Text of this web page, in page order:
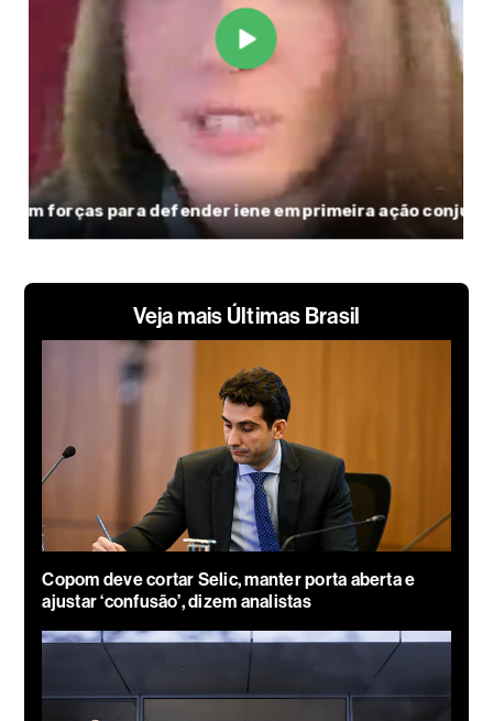
Veja mais Últimas Brasil
Copom deve cortar Selic, manter porta aberta e
ajustar ‘confusão’, dizem analistas